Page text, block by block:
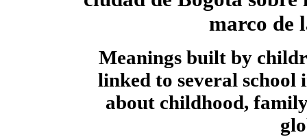
marco de
Meanings built by
linked to several
about childhood,